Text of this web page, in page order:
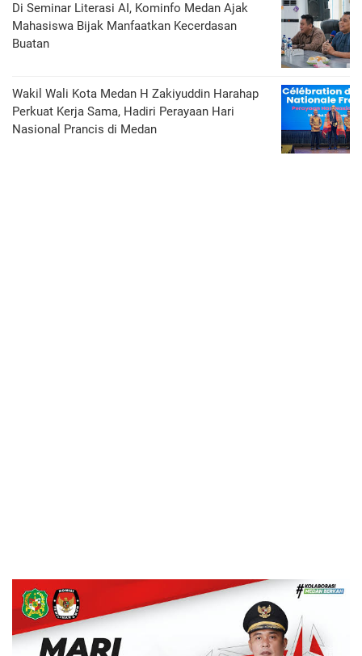
Di Seminar Literasi AI, Kominfo Medan Ajak
Mahasiswa Bijak Manfaatkan Kecerdasan
Buatan
Wakil Wali Kota Medan H Zakiyuddin Harahap
Perkuat Kerja Sama, Hadiri Perayaan Hari
Nasional Prancis di Medan